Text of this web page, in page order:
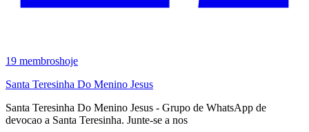
19 membroshoje
Santa Teresinha Do Menino Jesus
Santa Teresinha Do Menino Jesus - Grupo de WhatsApp de
devocao a Santa Teresinha. Junte-se a nos